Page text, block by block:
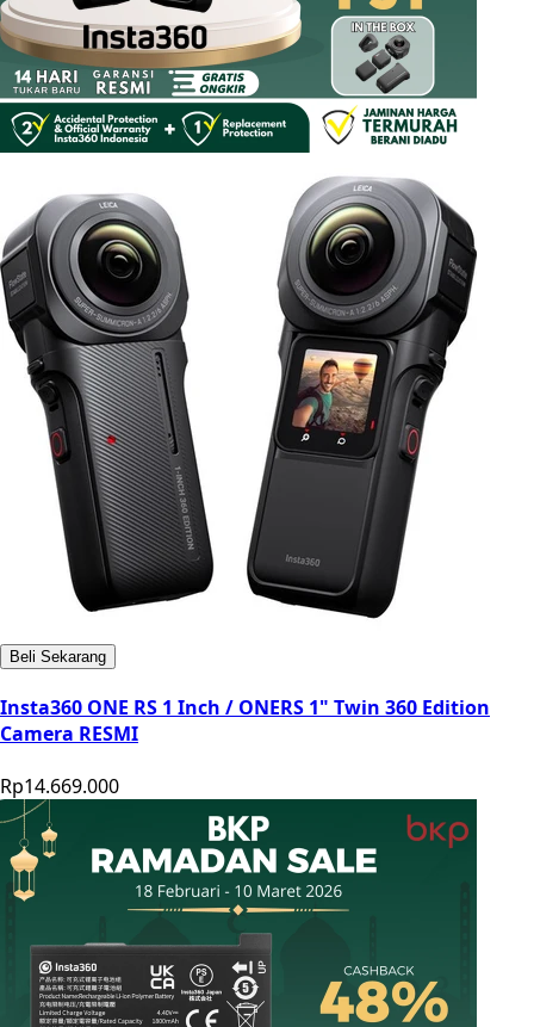
Beli Sekarang
Insta360 ONE RS 1 Inch / ONERS 1" Twin 360 Edition
Camera RESMI
Rp14.669.000